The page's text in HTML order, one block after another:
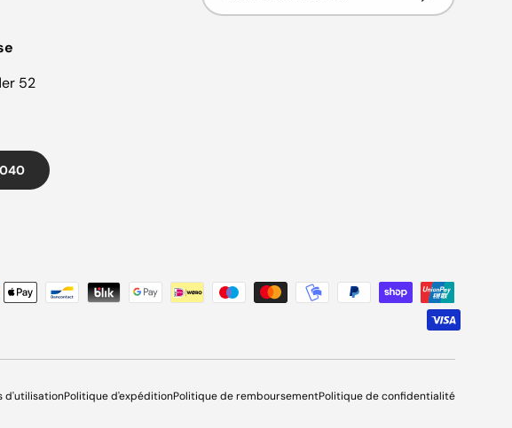
52
paiement acceptés
d'utilisationPolitique d'expéditionPolitique de remboursementPolitique de confidentialité